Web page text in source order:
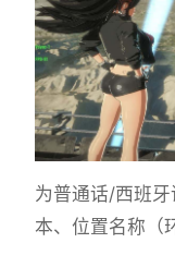
为普通话/西班
本、位置名称（